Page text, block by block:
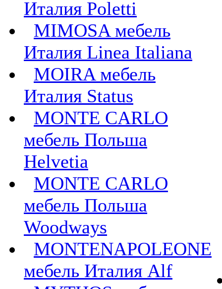
Италия Poletti
MIMOSA мебель
Италия Linea Italiana
MOIRA мебель
Италия Status
MONTE CARLO
мебель Польша
Helvetia
MONTE CARLO
мебель Польша
Woodways
MONTENAPOLEONE
мебель Италия Alf